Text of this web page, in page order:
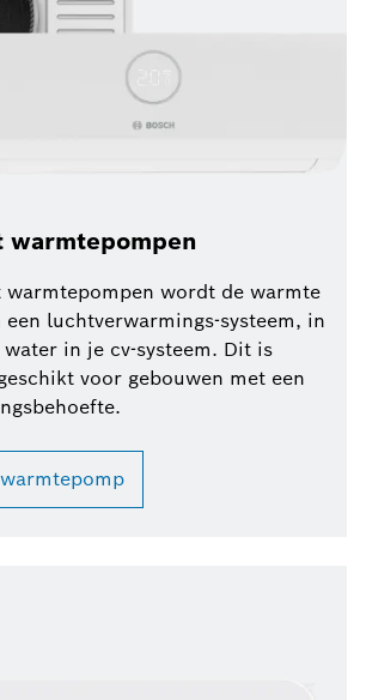
warmtepompen
wordt de warmte
een luchtverwarmings-systeem, in
in je cv-systeem. Dit is
voor gebouwen met een